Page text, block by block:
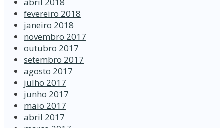
fevereiro 2018
janeiro 2018
novembro 2017
outubro 2017
setembro 2017
agosto 2017
julho 2017
junho 2017
maio 2017
abril 2017